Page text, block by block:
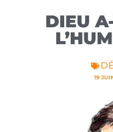
DIEU
19